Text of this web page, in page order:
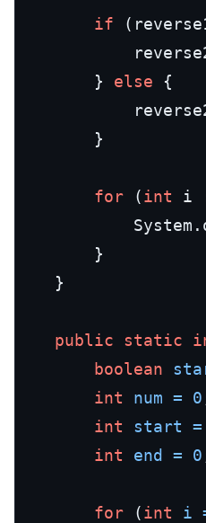
if
		}
else {
for (int i :
public static
boolean
int
num = 0
int
start =
int
end = 0
for (int i